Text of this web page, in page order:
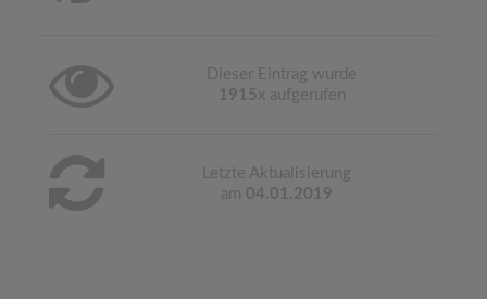
Dieser Eintrag wurde
1915 x aufgerufen
Letzte Aktualisierung
am 04.01.2019